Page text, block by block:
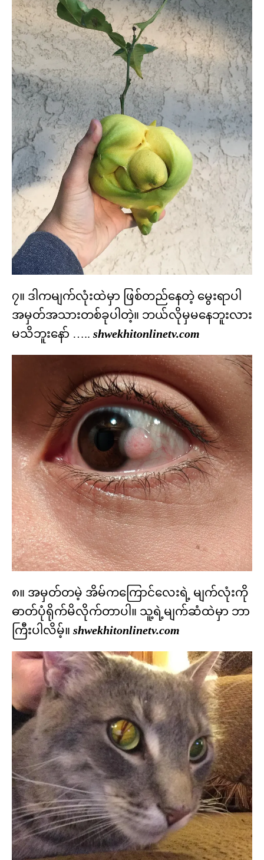
၇။ ဒါကမျက်လုံးထဲမှာ ဖြစ်တည်နေတဲ့ မွေးရာပါ
အမှတ်အသားတစ်ခုပါတဲ့။ ဘယ်လိုမှမနေဘူးလား
မသိဘူးနော် ….. shwekhitonlinetv.com
၈။ အမှတ်တမဲ့ အိမ်ကကြောင်လေးရဲ့ မျက်လုံးကို
ဓာတ်ပုံရိုက်မိလိုက်တာပါ။ သူ့ရဲ့မျက်ဆံထဲမှာ ဘာ
ကြီးပါလိမ့်။ shwekhitonlinetv.com